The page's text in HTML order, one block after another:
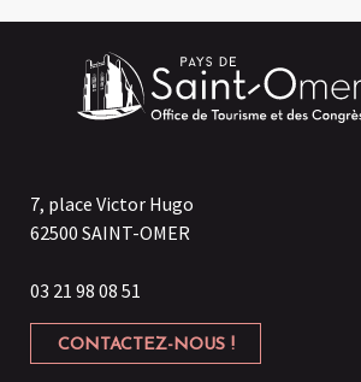
7, place Victor Hugo
62500 SAINT-OMER
03 21 98 08 51
CONTACTEZ-NOUS !